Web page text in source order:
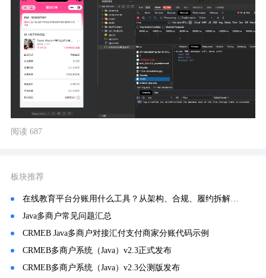
阅读 687
板块推荐
在线教育平台分账用什么工具？从架构、合规、履约拆解，为何行业 90% 平台统一选用分账链
Java多商户常见问题汇总
CRMEB Java多商户对接汇付支付商家分账代码示例
CRMEB多商户系统（Java）v2.3正式发布
CRMEB多商户系统（Java）v2.3公测版发布